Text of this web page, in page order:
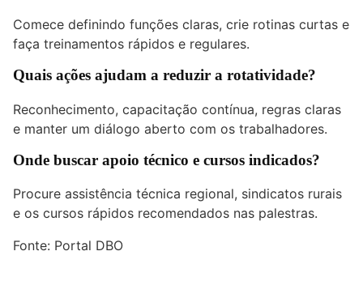
Comece definindo funções claras, crie rotinas curtas e
faça treinamentos rápidos e regulares.
Quais ações ajudam a reduzir a rotatividade?
Reconhecimento, capacitação contínua, regras claras
e manter um diálogo aberto com os trabalhadores.
Onde buscar apoio técnico e cursos indicados?
Procure assistência técnica regional, sindicatos rurais
e os cursos rápidos recomendados nas palestras.
Fonte: Portal DBO